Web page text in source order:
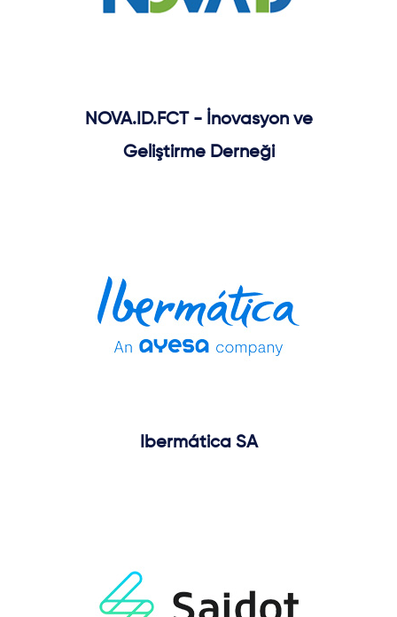
NOVA.ID.FCT - İnovasyon ve
Geliştirme Derneği
Ibermática SA